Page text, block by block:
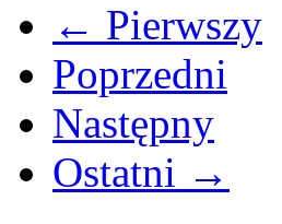
← Pierwszy
Poprzedni
Następny
Ostatni →